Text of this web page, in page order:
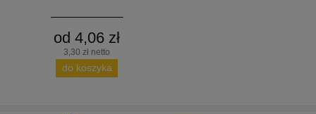
od 4,06 zł
3,30 zł netto
do koszyka